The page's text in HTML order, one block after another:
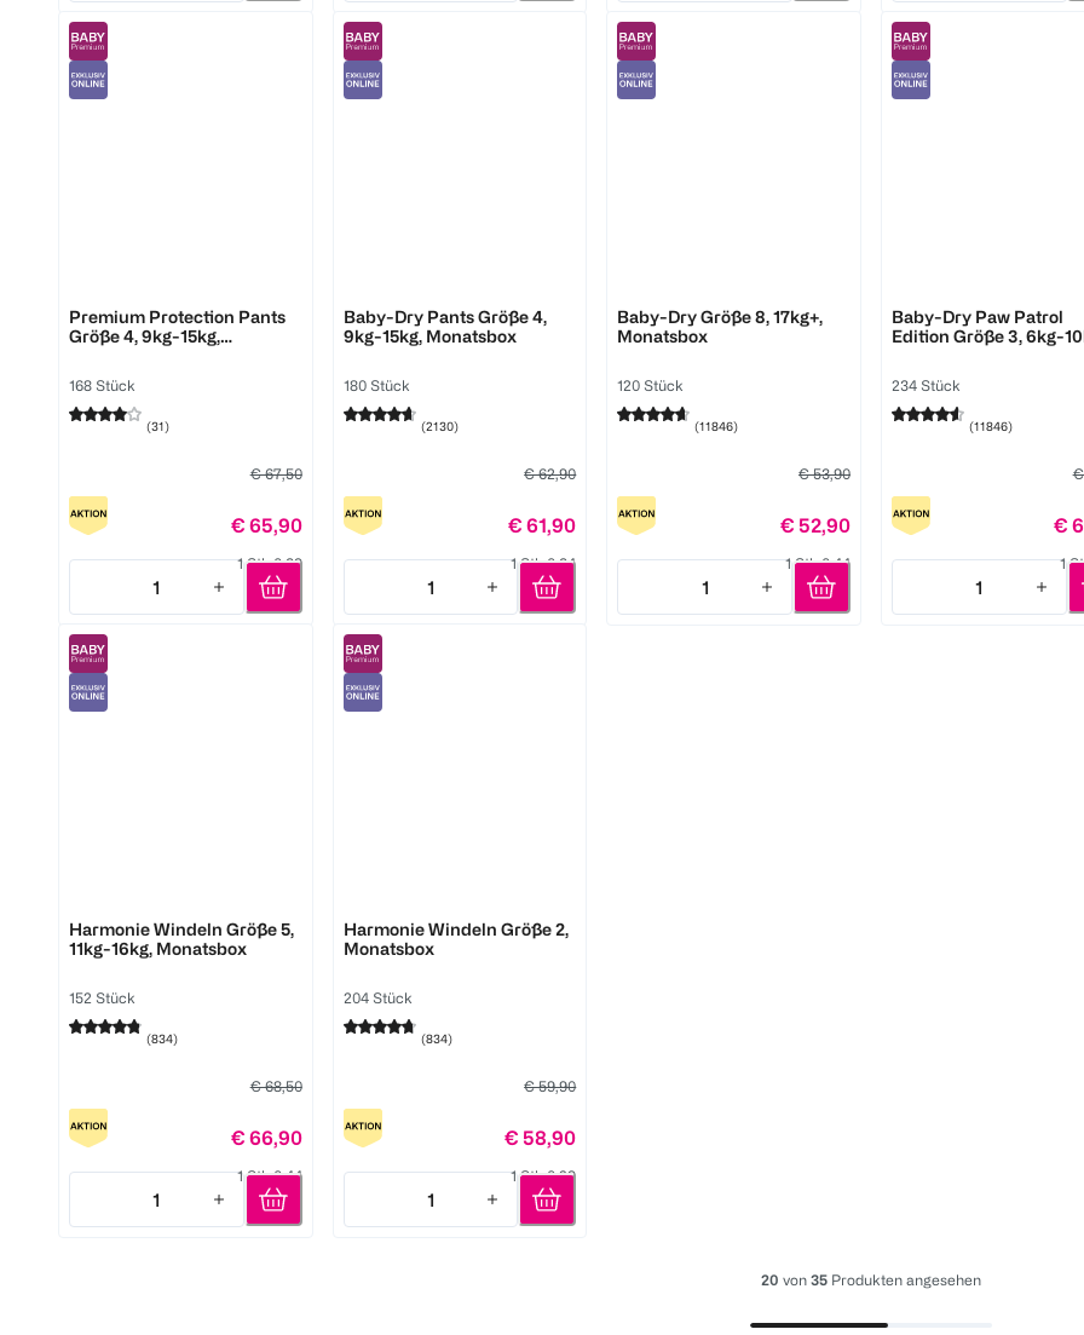
Premium Protection Pants
Größe 4, 9kg-15kg,
168 Stück
(31)
€ 67,50
€ 65,90
1 Stk 0,39
1
Quantity: 1
Baby-Dry Pants Größe 4,
9kg-15kg, Monatsbox
180 Stück
(2130)
€ 62,90
€ 61,90
1 Stk 0,34
1
Quantity: 1
Baby-Dry Größe 8, 17kg+,
Monatsbox
120 Stück
(11846)
€ 53,90
€ 52,90
1 Stk 0,44
1
Quantity: 1
Baby-Dry Paw Patrol
Edition Größe 3, 6kg-
234 Stück
(11846)
€
€
1
1
Quantity: 1
Harmonie Windeln Größe 5,
11kg-16kg, Monatsbox
152 Stück
(834)
€ 68,50
€ 66,90
1 Stk 0,44
1
Quantity: 1
Harmonie Windeln Größe 2,
Monatsbox
204 Stück
(834)
€ 59,90
€ 58,90
1 Stk 0,29
1
Quantity: 1
20 von 35 Produkten angesehen